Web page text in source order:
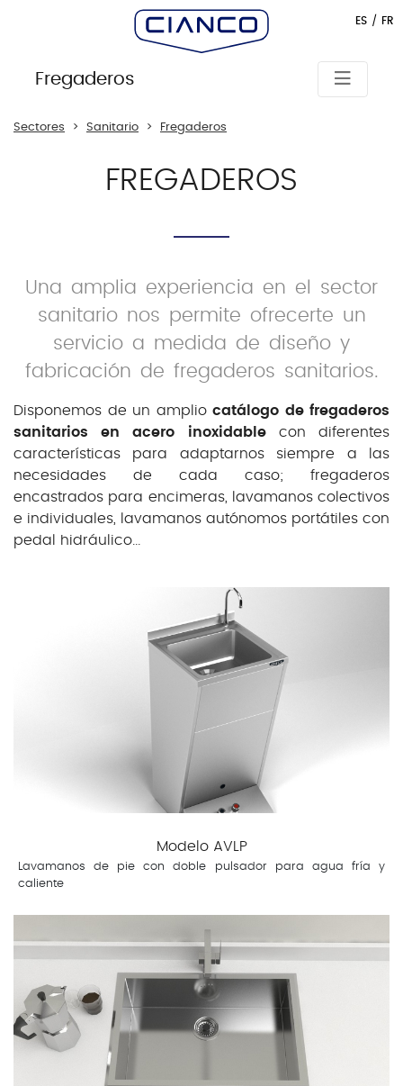
Fregaderos
ES FR
Sectores Sanitario Fregaderos
FREGADEROS
Una amplia experiencia en el sector
sanitario nos permite ofrecerte un
servicio a medida de diseño y
fabricación de fregaderos sanitarios.
Disponemos de un amplio catálogo de fregaderos
sanitarios en acero inoxidablecon diferentes
características para adaptarnos siempre a las
necesidades de cada caso; fregaderos
encastrados para encimeras, lavamanos colectivos
e individuales, lavamanos autónomos portátiles con
pedal hidráulico...
Modelo AVLP
Lavamanos de pie con doble pulsador para agua fría y
caliente